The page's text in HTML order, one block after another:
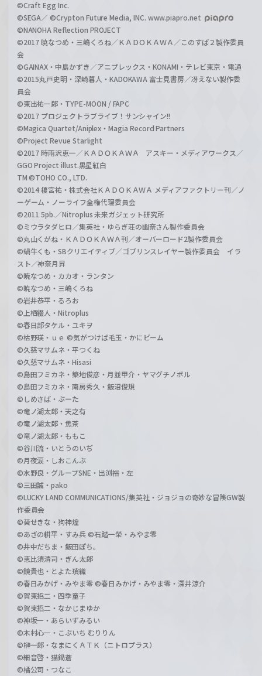
©Craft Egg Inc.
©SEGA／ ©Crypton Future Media, INC. www.piapro.net
©NANOHA Reflection PROJECT
©2017 暁なつめ・三嶋くろね／ＫＡＤＯＫＡＷＡ／このすば２製作委員
会
©GAINAX・中島かずき／アニプレックス・KONAMI・テレビ東京・電通
©2015丸戸史明・深崎暮人・KADOKAWA 富士見書房／冴えない製作委
員会
©東出祐一郎・TYPE-MOON / FAPC
©2017 プロジェクトラブライブ！サンシャイン!!
©Magica Quartet/Aniplex・Magia Record Partners
©Project Revue Starlight
©2017 時雨沢恵一／ＫＡＤＯＫＡＷＡ アスキー・メディアワークス／
GGO Project illust.黒星紅白
TM ©TOHO CO., LTD.
©2014 榎宮祐・株式会社ＫＡＤＯＫＡＷＡ メディアファクトリー刊／ノ
ーゲーム・ノーライフ全権代理委員会
©2011 5pb.／Nitroplus 未来ガジェット研究所
©ミウラタダヒロ／集英社・ゆらぎ荘の幽奈さん製作委員会
©丸山くがね・ＫＡＤＯＫＡＷＡ刊／オーバーロード2製作委員会
©蝸牛くも・SBクリエイティブ／ゴブリンスレイヤー製作委員会 イラ
スト／神奈月昇
©暁なつめ・カカオ・ランタン
©暁なつめ・三嶋くろね
©岩井恭平・るろお
©上栖綴人・Nitroplus
©春日部タケル・ユキヲ
©枯野瑛・ｕｅ ©気がつけば毛玉・かにビーム
©久慈マサムネ・平つくね
©久慈マサムネ・Hisasi
©島田フミカネ・築地俊彦・月並甲介・ヤマグチノボル
©島田フミカネ・南房秀久・飯沼俊規
©しめさば・ぶーた
©竜ノ湖太郎・天之有
©竜ノ湖太郎・焦茶
©竜ノ湖太郎・ももこ
©谷川流・いとうのいぢ
©月夜涙・しおこんぶ
©水野良・グループSNE・出渕裕・左
©三田誠・pako
©LUCKY LAND COMMUNICATIONS/集英社・ジョジョの奇妙な冒険GW製
作委員会
©葵せきな・狗神煌
©あざの耕平・すみ兵 ©石踏一榮・みやま零
©井中だちま・飯田ぽち。
©恵比須清司・ぎん太郎
©鏡貴也・とよた瑣織
©春日みかげ・みやま零 ©春日みかげ・みやま零・深井涼介
©賀東招二・四季童子
©賀東招二・なかじまゆか
©神坂一・あらいずみるい
©木村心一・こぶいち むりりん
©榊一郎・なまにくＡＴＫ（ニトロプラス）
©細音啓・猫鍋蒼
©橘公司・つなこ